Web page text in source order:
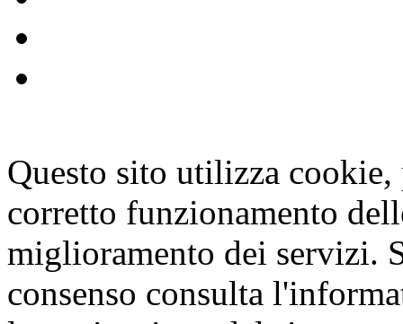
Questo sito utilizza
corretto funzionamento
miglioramento dei servizi.
consenso consulta